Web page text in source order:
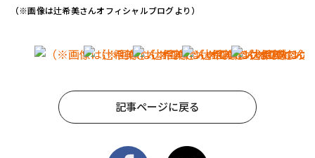
（※画像は辻希美さんオフィシャルブログより）
記事ページに戻る